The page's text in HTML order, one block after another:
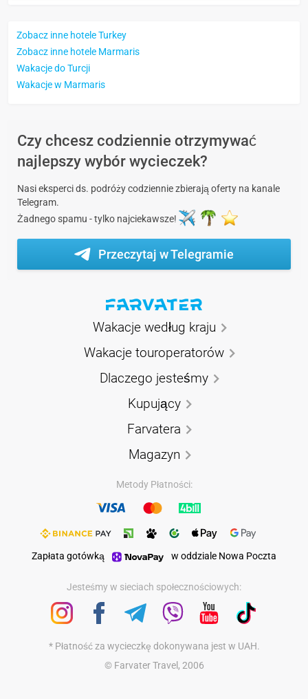
Zobacz inne hotele Turkey
Zobacz inne hotele Marmaris
Wakacje do Turcji
Wakacje w Marmaris
Czy chcesz codziennie otrzymywać
najlepszy wybór wycieczek?
Nasi eksperci ds. podróży codziennie zbierają oferty na kanale
Telegram.
Żadnego spamu - tylko najciekawsze!
Przeczytaj w Telegramie
Wakacje według kraju
Wakacje touroperatorów
Dlaczego jesteśmy
Kupujący
Farvatera
Magazyn
Metody Płatności:
Zapłata gotówką w oddziale Nowa Poczta
Jesteśmy w sieciach społecznościowych:
* Płatność za wycieczkę dokonywana jest w UAH.
© Farvater Travel, 2006